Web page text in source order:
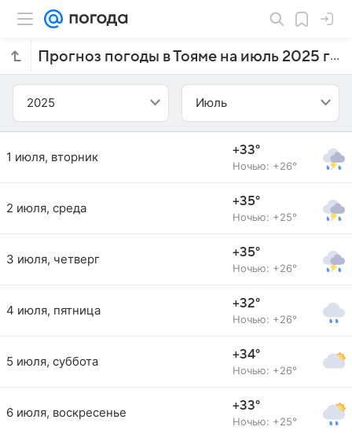
Прогноз погоды в Тояме на июль 2025 года
2025 Июль
1 июля, вторник +33°
Ночью: +26°
2 июля, среда +35°
Ночью: +25°
3 июля, четверг +35°
Ночью: +26°
4 июля, пятница +32°
Ночью: +26°
5 июля, суббота +34°
Ночью: +26°
6 июля, воскресенье +33°
Ночью: +25°